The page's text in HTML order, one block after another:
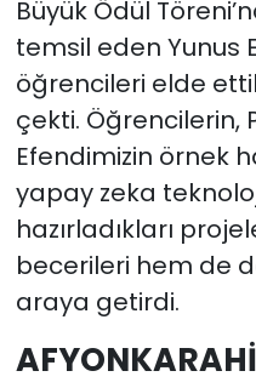
Büyük Ödül
temsil eden Yunus
öğrencileri elde
çekti. Öğrencilerin,
Efendimizin örnek
yapay zeka
hazırladıkları
becerileri hem de
araya getirdi.